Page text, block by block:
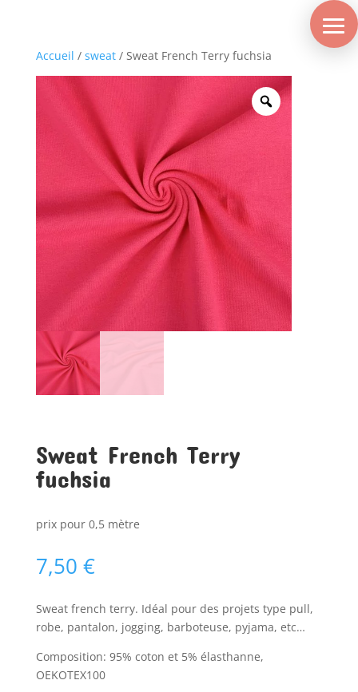
Accueil / sweat/ Sweat French Terry fuchsia
Sweat French Terry
fuchsia
prix pour 0,5 mètre
7,50 €
Sweat french terry. Idéal pour des projets type pull,
robe, pantalon, jogging, barboteuse, pyjama, etc…
Composition: 95% coton et 5% élasthanne,
OEKOTEX100